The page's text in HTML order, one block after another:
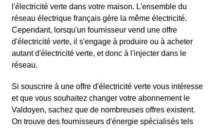
l'électricité verte dans votre maison. L'ensemble du
réseau électrique français gère la même électricité.
Cependant, lorsqu'un fournisseur vend une offre
d'électricité verte, il s'engage à produire ou à acheter
autant d'électricité verte, et donc à l'injecter dans le
réseau.
Si souscrire à une offre d'électricité verte vous intéresse
et que vous souhaitez changer votre abonnement le
Valdoyen, sachez que de nombreuses offres existent.
On trouve des fournisseurs d'énergie spécialisés tels